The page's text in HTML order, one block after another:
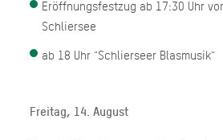
Eröffnungsfestzug ab 17:30 Uhr
Schliersee
ab 18 Uhr "Schlierseer Blasmusik"
Freitag, 14. August